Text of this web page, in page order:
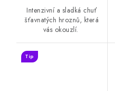
Intenzivní a sladká chuť
šťavnatých hroznů, která
vás okouzlí.
Tip